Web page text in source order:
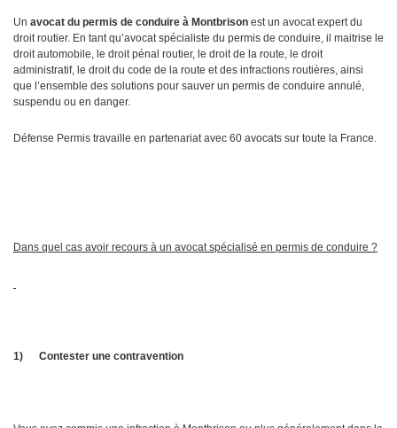
Un avocat du permis de conduire à Montbrison est un avocat expert du
droit routier. En tant qu’avocat spécialiste du permis de conduire, il maitrise le
droit automobile, le droit pénal routier, le droit de la route, le droit
administratif, le droit du code de la route et des infractions routières, ainsi
que l’ensemble des solutions pour sauver un permis de conduire annulé,
suspendu ou en danger.
Défense Permis travaille en partenariat avec 60 avocats sur toute la France.
Dans quel cas avoir recours à un avocat spécialisé en permis de conduire ?
1) Contester une contravention